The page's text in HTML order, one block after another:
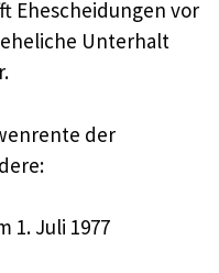
Ehescheidungen vor
Unterhalt
der
1. Juli 1977